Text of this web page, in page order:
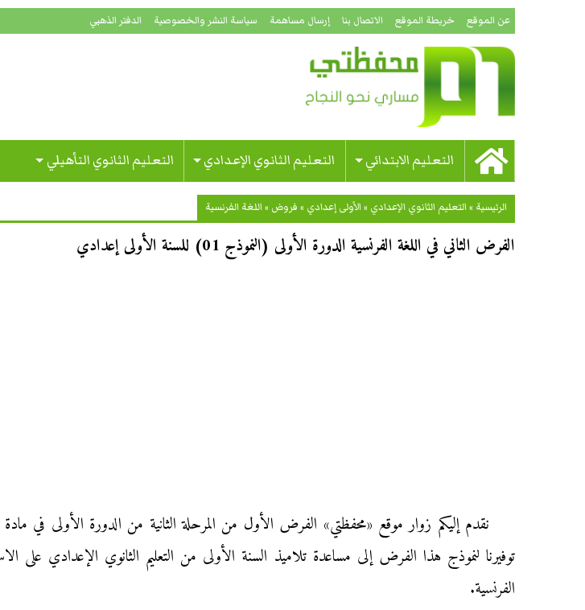
عن الموقع خريطة الموقع الاتصال بنا إرسال مساهمة سياسة النشر والخصوصية الدفتر الذهبي
التعليم الابتدائي التعليم الثانوي الإعدادي التعليم الثانوي التأهيلي
الرئيسية »التعليم الثانوي الإعدادي »الأولى إعدادي » فروض »اللغة الفرنسية
الفرض الثاني في اللغة الفرنسية الدورة الأولى (النموذج 01) للسنة الأولى إعدادي
توفيرنا لنموذج هذا الفرض إلى مساعدة تلاميذ السنة الأولى من التعليم الثانوي الإعدادي على
الفرنسية.